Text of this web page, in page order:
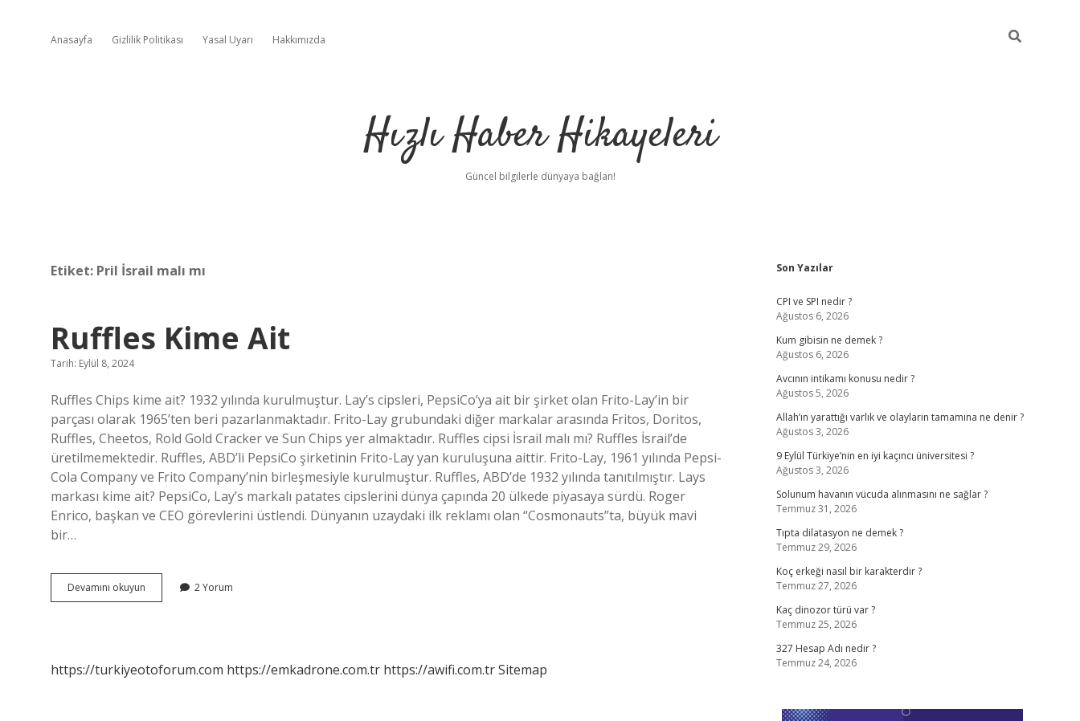
Anasayfa Gizlilik Politikası Yasal Uyarı Hakkımızda
Hızlı Haber Hikayeleri
Güncel bilgilerle dünyaya bağlan!
Etiket: Pril İsrail malı mı
Ruffles Kime Ait
Tarih: Eylül 8, 2024
Ruffles Chips kime ait? 1932 yılında kurulmuştur. Lay’s cipsleri, PepsiCo’ya ait bir şirket olan Frito-Lay’in bir
parçası olarak 1965’ten beri pazarlanmaktadır. Frito-Lay grubundaki diğer markalar arasında Fritos, Doritos,
Ruffles, Cheetos, Rold Gold Cracker ve Sun Chips yer almaktadır. Ruffles cipsi İsrail malı mı? Ruffles İsrail’de
üretilmemektedir. Ruffles, ABD’li PepsiCo şirketinin Frito-Lay yan kuruluşuna aittir. Frito-Lay, 1961 yılında Pepsi-
Cola Company ve Frito Company’nin birleşmesiyle kurulmuştur. Ruffles, ABD’de 1932 yılında tanıtılmıştır. Lays
markası kime ait? PepsiCo, Lay’s markalı patates cipslerini dünya çapında 20 ülkede piyasaya sürdü. Roger
Enrico, başkan ve CEO görevlerini üstlendi. Dünyanın uzaydaki ilk reklamı olan “Cosmonauts”ta, büyük mavi
bir…
Devamını okuyun
Kime
2 Yorum
https://turkiyeotoforum.com https://emkadrone.com.tr https://awifi.com.trSitemap
Sidebar
Son Yazılar
CPI ve SPI nedir ?
Ağustos 6, 2026
Kum gibisin ne demek ?
Ağustos 6, 2026
Avcının intikamı konusu nedir ?
Ağustos 5, 2026
Allah’ın yarattığı varlık ve olaylarin tamamına ne denir ?
Ağustos 3, 2026
9 Eylül Türkiye’nin en iyi kaçıncı üniversitesi ?
Ağustos 3, 2026
Solunum havanın vücuda alınmasını ne sağlar ?
Temmuz 31, 2026
Tıpta dilatasyon ne demek ?
Temmuz 29, 2026
Koç erkeği nasıl bir karakterdir ?
Temmuz 27, 2026
Kaç dinozor türü var ?
Temmuz 25, 2026
327 Hesap Adı nedir ?
Temmuz 24, 2026